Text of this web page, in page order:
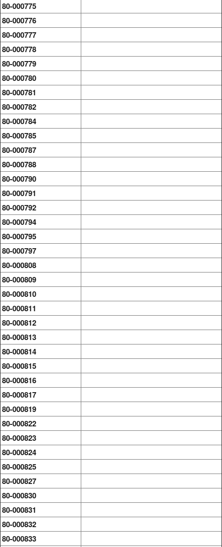
80-000775
80-000776
80-000777
80-000778
80-000779
80-000780
80-000781
80-000782
80-000784
80-000785
80-000787
80-000788
80-000790
80-000791
80-000792
80-000794
80-000795
80-000797
80-000808
80-000809
80-000810
80-000811
80-000812
80-000813
80-000814
80-000815
80-000816
80-000817
80-000819
80-000822
80-000823
80-000824
80-000825
80-000827
80-000830
80-000831
80-000832
80-000833